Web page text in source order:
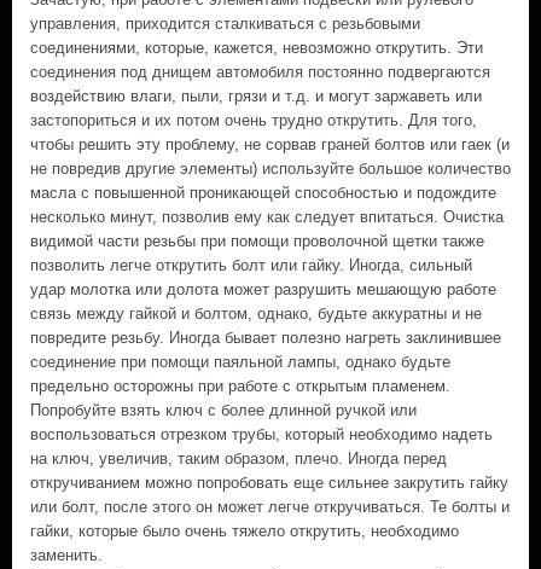
управления, приходится сталкиваться с резьбовыми
соединениями, которые, кажется, невозможно открутить. Эти
соединения под днищем автомобиля постоянно подвергаются
воздействию влаги, пыли, грязи и т.д. и могут заржаветь или
застопориться и их потом очень трудно открутить. Для того,
чтобы решить эту проблему, не сорвав граней болтов или гаек (и
не повредив другие элементы) используйте большое количество
масла с повышенной проникающей способностью и подождите
несколько минут, позволив ему как следует впитаться. Очистка
видимой части резьбы при помощи проволочной щетки также
позволить легче открутить болт или гайку. Иногда, сильный
удар молотка или долота может разрушить мешающую работе
связь между гайкой и болтом, однако, будьте аккуратны и не
повредите резьбу. Иногда бывает полезно нагреть заклинившее
соединение при помощи паяльной лампы, однако будьте
предельно осторожны при работе с открытым пламенем.
Попробуйте взять ключ с более длинной ручкой или
воспользоваться отрезком трубы, который необходимо надеть
на ключ, увеличив, таким образом, плечо. Иногда перед
откручиванием можно попробовать еще сильнее закрутить гайку
или болт, после этого он может легче откручиваться. Те болты и
гайки, которые было очень тяжело открутить, необходимо
заменить.